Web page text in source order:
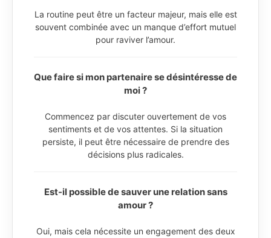
La routine peut être un facteur majeur, mais elle est
souvent combinée avec un manque d’effort mutuel
pour raviver l’amour.
Que faire si mon partenaire se désintéresse de
moi ?
Commencez par discuter ouvertement de vos
sentiments et de vos attentes. Si la situation
persiste, il peut être nécessaire de prendre des
décisions plus radicales.
Est-il possible de sauver une relation sans
amour ?
Oui, mais cela nécessite un engagement des deux